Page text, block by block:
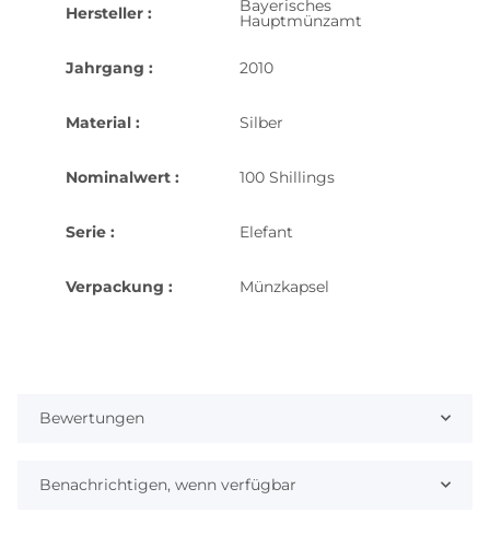
Hersteller : Bayerisches
Hauptmünzamt
Jahrgang : 2010
Material : Silber
Nominalwert : 100 Shillings
Serie : Elefant
Verpackung : Münzkapsel
Bewertungen
Benachrichtigen, wenn verfügbar